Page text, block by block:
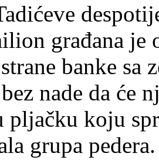
građana je
banke sa
nade da će
koju
grupa pedera.